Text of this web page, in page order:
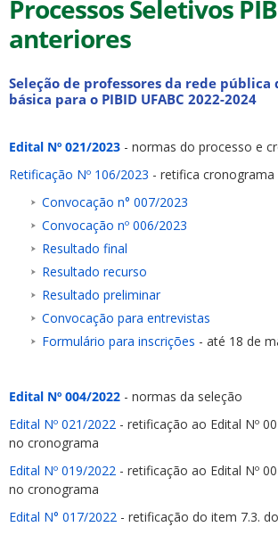
Processos Seletivos
anteriores
Seleção de professores da rede pública
básica para o PIBID UFABC 2022-2024
Edital Nº 021/2023 - normas do processo e
Retificação Nº 106/2023 - retifica cronograma
Convocação n° 007/2023
Convocação nº 006/2023
Resultado final
Resultado recurso
Resultado preliminar
Convocação para entrevistas
Formulário para inscrições - até 18 de
Edital Nº 004/2022 - normas da seleção
Edital Nº 021/2022 - retificação ao Edital Nº
no cronograma
Edital Nº 019/2022 - retificação ao Edital Nº
no cronograma
Edital N° 017/2022 - retificação do item 7.3.